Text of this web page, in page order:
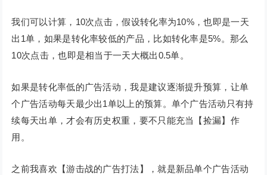
我们可以计算，10次点击，假设转化率为10%，也即是一天
出1单，如果是转化率较低的产品，比如转化率是5%。那么
10次点击，也即是相当于一天大概出0.5单。
如果是转化率低的广告活动，我是建议逐渐提升预算，让单
个广告活动每天最少出1单以上的预算。单个广告活动只有持
续每天出单，才会有历史权重，要不只能充当【捡漏】作
用。
之前我喜欢【游击战的广告打法】，就是新品单个广告活动